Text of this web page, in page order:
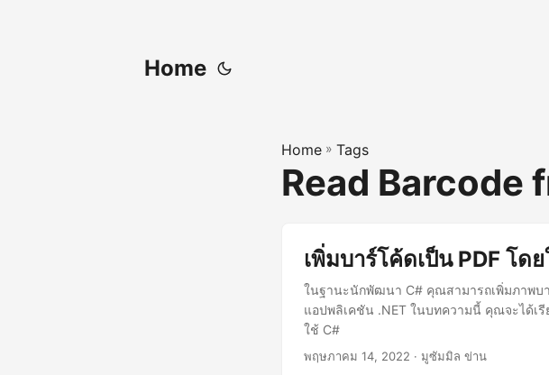
Home
Home » Tags
Read Barcode
เพิ่มบาร์โค้ดเป็น PDF โด
ในฐานะนักพัฒนา C# คุณสามารถเพิ่มภาพบา
แอปพลิเคชัน .NET ในบทความนี้ คุณจะได้เรี
ใช้ C#
พฤษภาคม 14, 2022 · มูซัมมิล ข่าน